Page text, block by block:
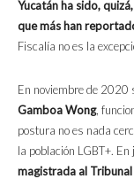
Yucatán ha sido,
que más han
Fiscalía no es la
En noviembre de 2020
Gamboa Wong,
postura no es nada
la población LGBT+. En
magistrada al